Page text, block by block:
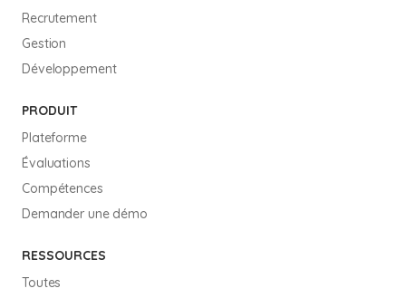
Recrutement
Gestion
Développement
PRODUIT
Plateforme
Évaluations
Compétences
Demander une démo
RESSOURCES
Toutes